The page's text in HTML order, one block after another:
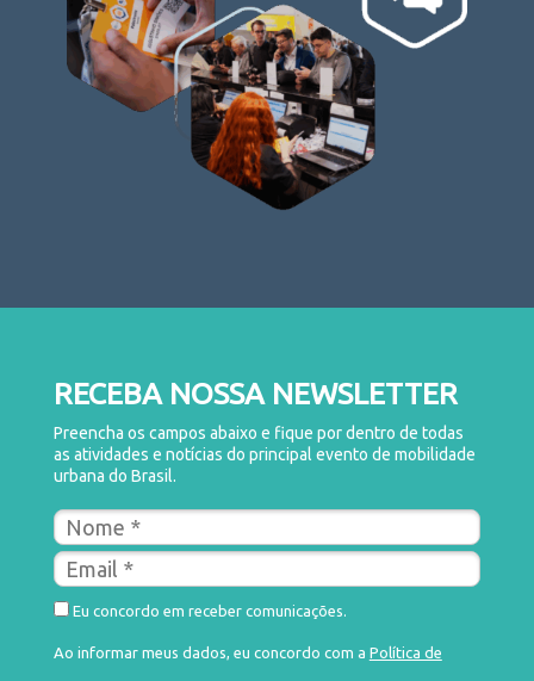
RECEBA NOSSA NEWSLETTER
Preencha os campos abaixo e fique por dentro de todas
as atividades e notícias do principal evento de mobilidade
urbana do Brasil.
Eu concordo em receber comunicações.
Ao informar meus dados, eu concordo com a Política de